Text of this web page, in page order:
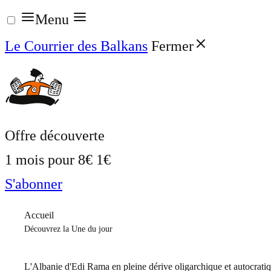
Aller
au
contenu
Menu
Le Courrier des Balkans Fermer
Offre découverte
1 mois pour 8€ 1€
S'abonner
Accueil
Découvrez la Une du jour
L'Albanie d'Edi Rama en pleine dérive oligarchique et